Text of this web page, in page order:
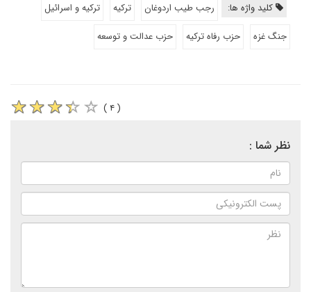
کلید واژه ها: رجب طیب اردوغان ترکیه
ترکیه و اسرائیل
جنگ غزه
حزب رفاه ترکیه حزب عدالت و توسعه
( ۴ )
نظر شما :